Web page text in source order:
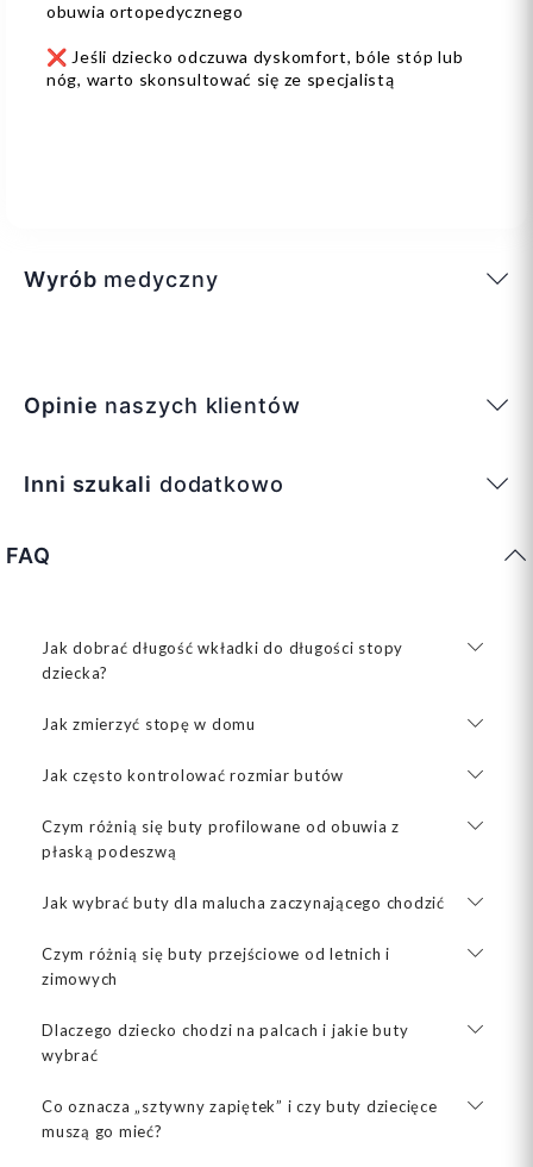
obuwia ortopedycznego
❌ Jeśli dziecko odczuwa dyskomfort, bóle stóp lub
nóg, warto skonsultować się ze specjalistą
Wyrób medyczny
Opinie naszych klientów
Inni szukali dodatkowo
FAQ
Jak dobrać długość wkładki do długości stopy
dziecka?
Jak zmierzyć stopę w domu
Jak często kontrolować rozmiar butów
Czym różnią się buty profilowane od obuwia z
płaską podeszwą
Jak wybrać buty dla malucha zaczynającego chodzić
Czym różnią się buty przejściowe od letnich i
zimowych
Dlaczego dziecko chodzi na palcach i jakie buty
wybrać
Co oznacza „sztywny zapiętek” i czy buty dziecięce
muszą go mieć?